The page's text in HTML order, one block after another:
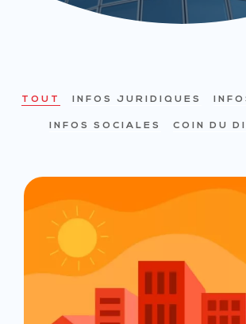
TOUT INFOS JURIDIQUES
INFOS SOCIALES COIN DU